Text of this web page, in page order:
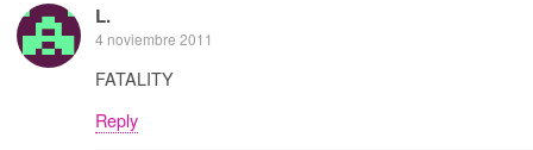
L.
4 noviembre 2011
FATALITY
Reply